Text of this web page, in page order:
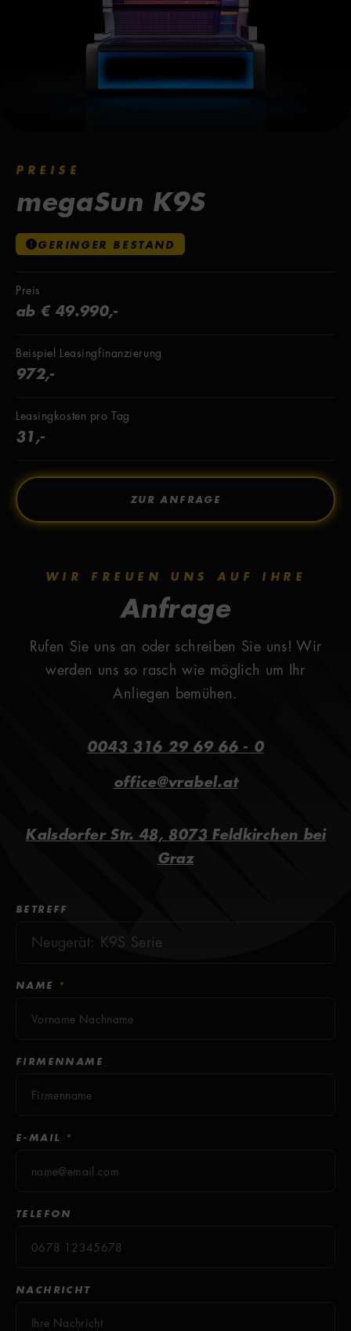
PREISE
megaSun K9S
GERINGER BESTAND
Preis
ab € 49.990,-
Beispiel Leasingfinanzierung
972,-
Leasingkosten pro Tag
31,-
ZUR ANFRAGE
WIR FREUEN UNS AUF IHRE
Anfrage
Rufen Sie uns an oder schreiben Sie uns! Wir
werden uns so rasch wie möglich um Ihr
Anliegen bemühen.
0043 316 29 69 66 - 0
office@vrabel.at
Kalsdorfer Str. 48, 8073 Feldkirchen bei
Graz
Kontaktformular
BETREFF
NAME *
FIRMENNAME
E-MAIL *
TELEFON
NACHRICHT